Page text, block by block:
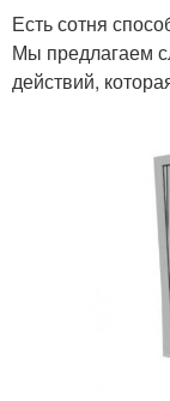
Есть сотня
Мы предлагаем
действий,